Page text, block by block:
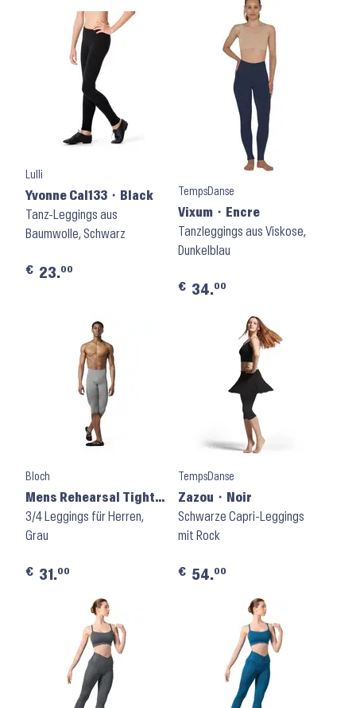
Lulli
Yvonne Cal133 ⬝ Black
Tanz-Leggings aus
Baumwolle, Schwarz
€ 23.00
TempsDanse
Vixum ⬝ Encre
Tanzleggings aus Viskose,
Dunkelblau
€ 34.00
Bloch
Mens Rehearsal Tights
MP003 ⬝ Grey
3/4 Leggings für Herren,
Grau
€ 31.00
TempsDanse
Zazou ⬝ Noir
Schwarze Capri-Leggings
mit Rock
€ 54.00